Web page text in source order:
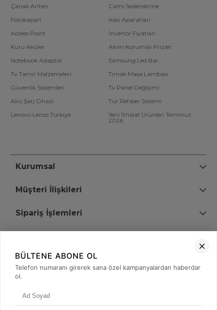
Çanak Anten
Cami Seslendirme
Fotokapan
Askı Aparatları
Access Point
İnvertör Fiyatları
Kuru Aküler
Akım Korumalı Prizler
Notebook Adaptör
Samsung Led Bar
Tv Tamir Malzemeleri
Tırnak Masa Lambası
Güvenlik Sistemleri
Tv Panel Değişimi
Akü Şarj Cihazı
Tur Rehber Sistemi
Lenovo Lecoo Türkiye
Yeni İthalat Ürünleri Temmuz
2026
Kurumsal
Müşteri İlişkileri
Sipariş İşlemleri
+90 (850) 473 08 08
BÜLTENE ABONE OL
Telefon numaranı girerek sana özel kampanyalardan haberdar
ol.